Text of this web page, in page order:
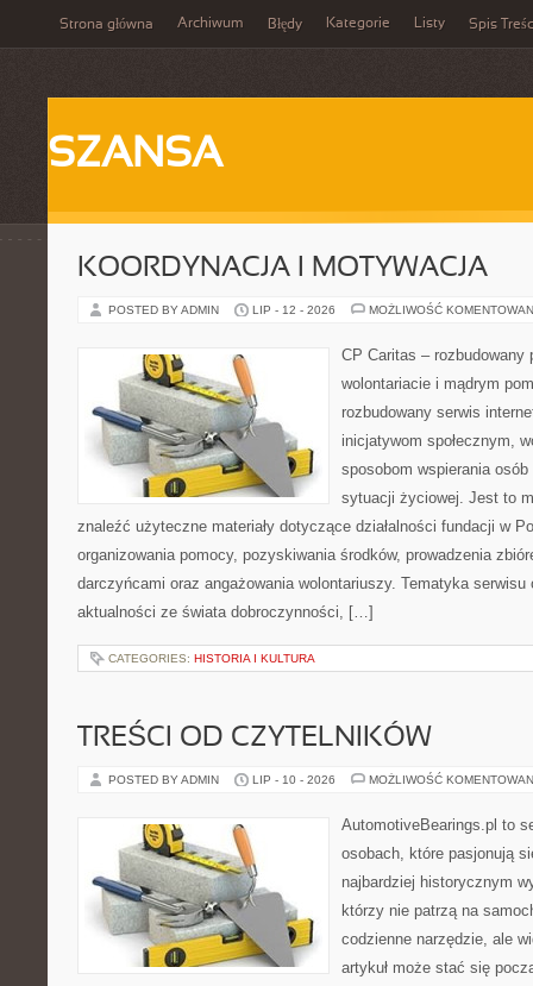
Strona główna Archiwum Błędy Kategorie Listy Spis
SZANSA
KOORDYNACJA I MOTYWACJA
POSTED BY ADMIN LIP - 12 - 2026 MOŻLIWOŚĆ
CP Caritas – rozbudowany
wolontariacie i mądrym
rozbudowany serwis
inicjatywom społecznym,
sposobom wspierania
sytuacji życiowej. Jest to
znaleźć użyteczne materiały dotyczące działalności fundacji w
organizowania pomocy, pozyskiwania środków, prowadzenia
darczyńcami oraz angażowania wolontariuszy. Tematyka
aktualności ze świata dobroczynności, […]
CATEGORIES: HISTORIA I KULTURA
TREŚCI OD CZYTELNIKÓW
POSTED BY ADMIN LIP - 10 - 2026 MOŻLIWOŚĆ
AutomotiveBearings.pl to
osobach, które pasjonują
najbardziej historycznym
którzy nie patrzą na
codzienne narzędzie, ale
artykuł może stać się